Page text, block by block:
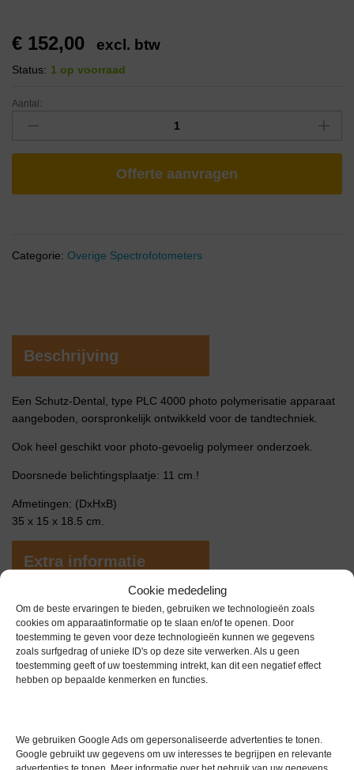
Cookie mededeling
Om de beste ervaringen te bieden, gebruiken we technologieën zoals
cookies om apparaatinformatie op te slaan en/of te openen. Door
toestemming te geven voor deze technologieën kunnen we gegevens
zoals surfgedrag of unieke ID's op deze site verwerken. Als u geen
toestemming geeft of uw toestemming intrekt, kan dit een negatief effect
hebben op bepaalde kenmerken en functies.
We gebruiken Google Ads om gepersonaliseerde advertenties te tonen.
Google gebruikt uw gegevens om uw interesses te begrijpen en relevante
€ 152,00 excl. btw
Status: 1 op voorraad
Aantal:
Offerte aanvragen
Categorie: Overige Spectrofotometers
Beschrijving
Een Schutz-Dental, type PLC 4000 photo polymerisatie apparaat
aangeboden, oorspronkelijk ontwikkeld voor de tandtechniek.
Ook heel geschikt voor photo-gevoelig polymeer onderzoek.
Doorsnede belichtingsplaatje: 11 cm.!
Afmetingen: (DxHxB)
35 x 15 x 18.5 cm.
Extra informatie
Gewicht 0,0 kg
Garantie 1 maand
Conditie Gebruikt in goede conditie